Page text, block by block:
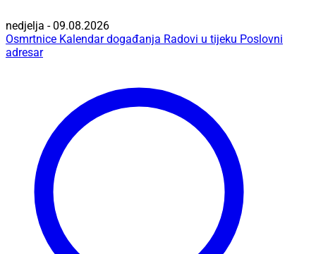
nedjelja - 09.08.2026
Osmrtnice Kalendar događanja Radovi u tijeku Poslovni
adresar